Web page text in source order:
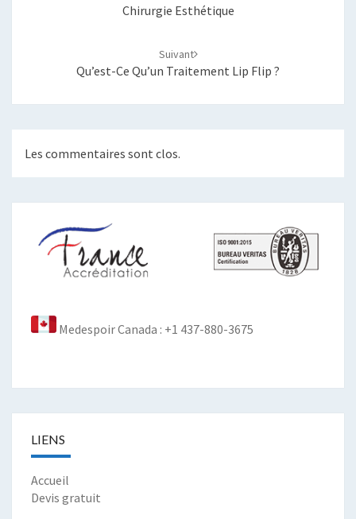
Chirurgie Esthétique
Suivant
Qu’est-Ce Qu’un Traitement Lip Flip ?
Les commentaires sont clos.
Medespoir Canada : +1 437-880-3675
LIENS
Accueil
Devis gratuit